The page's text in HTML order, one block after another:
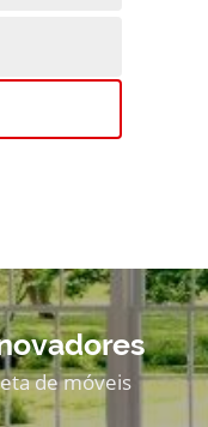
de móveis